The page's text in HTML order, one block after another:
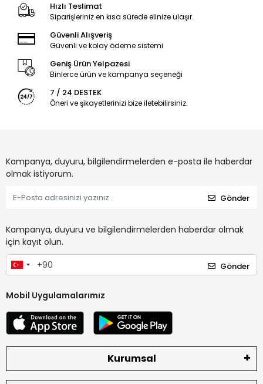
Hızlı Teslimat
Siparişleriniz en kısa sürede elinize ulaşır.
Güvenli Alışveriş
Güvenli ve kolay ödeme sistemi
Geniş Ürün Yelpazesi
Binlerce ürün ve kampanya seçeneği
7 / 24 DESTEK
Öneri ve şikayetlerinizi bize iletebilirsiniz.
Kampanya, duyuru, bilgilendirmelerden e-posta ile haberdar
olmak istiyorum.
Gönder
Kampanya, duyuru ve bilgilendirmelerden haberdar olmak
için kayıt olun.
Gönder
Mobil Uygulamalarımız
Kurumsal